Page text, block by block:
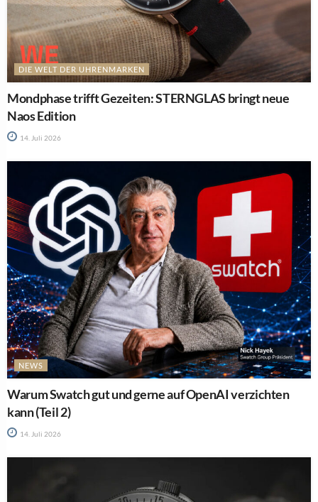
DIE WELT DER UHRENMARKEN
Mondphase trifft Gezeiten: STERNGLAS bringt neue
Naos Edition
14. Juli 2026
NEWS
Warum Swatch gut und gerne auf OpenAI verzichten
kann (Teil 2)
14. Juli 2026